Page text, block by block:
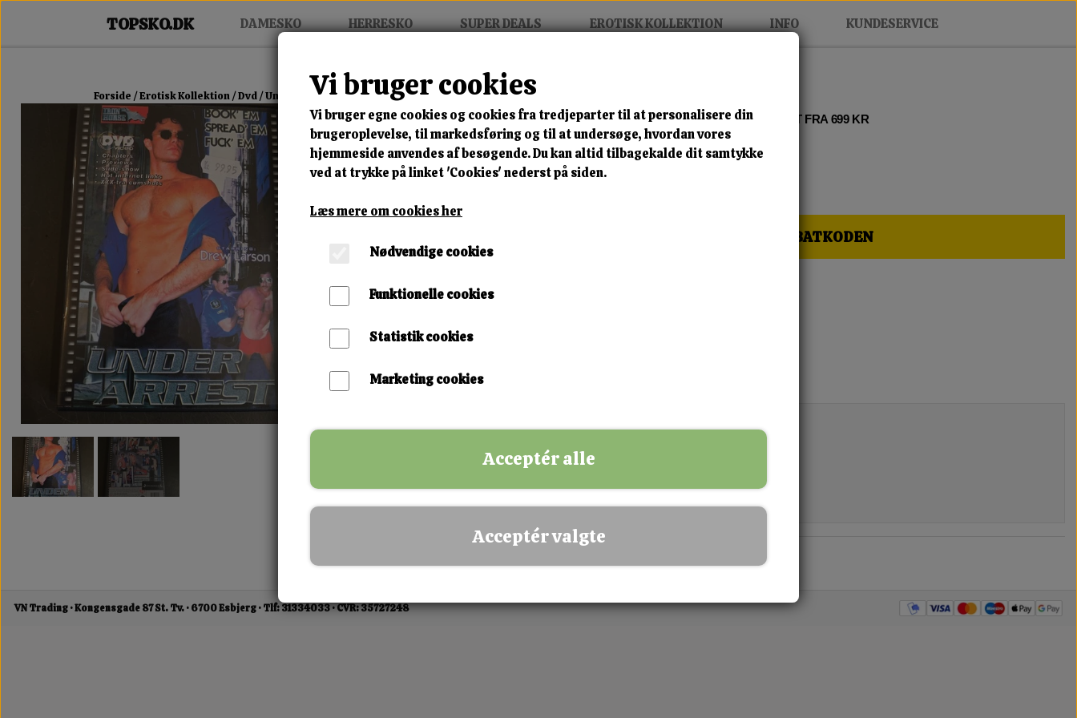
DAMESKO HERRESKO SUPER DEALS EROTISK KOLLEKTION INFO KUNDESERVICE
Forside Erotisk Kollektion Dvd Under Arrest
MIX FRIT • KØB 3 BETAL FOR 2 • FRI FRAGT FRA 699 KR
Under Arrest
🎁 SPAR 10 % – KLIK HER OG FÅ RABATKODEN
99,00 kr.
Leveringstid:
Omgående Levering
✅ Hurtig levering
VN Trading Kongensgade 87 St. Tv. 6700 Esbjerg Tlf: 31334033 CVR: 35727248
Vi bruger cookies
Vi bruger egne cookies og cookies fra tredjeparter til at personalisere din
brugeroplevelse, til markedsføring og til at undersøge, hvordan vores
hjemmeside anvendes af besøgende. Du kan altid tilbagekalde dit samtykke
ved at trykke på linket 'Cookies' nederst på siden.
Læs mere om cookies her
Nødvendige cookies
Funktionelle cookies
Statistik cookies
Marketing cookies
Acceptér alle
Acceptér valgte